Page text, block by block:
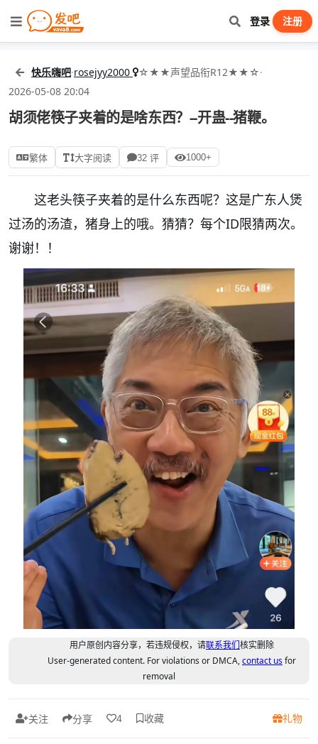
登录 注册
快乐嗨吧·rosejyy2000 ☆★★声望品衔R12★★☆·
2026-05-08 20:04
胡须佬筷子夹着的是啥东西？--开蛊--猪鞭。
繁体 大字阅读 32 评 1000+
这老头筷子夹着的是什么东西呢？这是广东人煲
过汤的汤渣，猪身上的哦。猜猜？每个ID限猜两次。
谢谢！！
用户原创内容分享，若违规侵权，请联系我们核实删除
User-generated content. For violations or DMCA,contact usfor
removal
关注 分享 4 收藏 礼物